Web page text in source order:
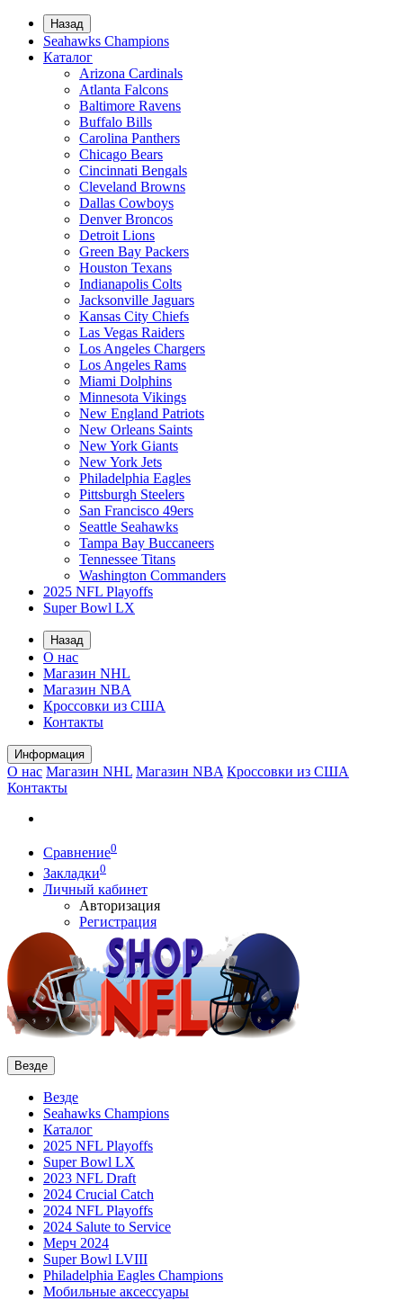
Назад
Seahawks Champions
Каталог
Arizona Cardinals
Atlanta Falcons
Baltimore Ravens
Buffalo Bills
Carolina Panthers
Chicago Bears
Cincinnati Bengals
Cleveland Browns
Dallas Cowboys
Denver Broncos
Detroit Lions
Green Bay Packers
Houston Texans
Indianapolis Colts
Jacksonville Jaguars
Kansas City Chiefs
Las Vegas Raiders
Los Angeles Chargers
Los Angeles Rams
Miami Dolphins
Minnesota Vikings
New England Patriots
New Orleans Saints
New York Giants
New York Jets
Philadelphia Eagles
Pittsburgh Steelers
San Francisco 49ers
Seattle Seahawks
Tampa Bay Buccaneers
Tennessee Titans
Washington Commanders
2025 NFL Playoffs
Super Bowl LX
Назад
О нас
Магазин NHL
Магазин NBA
Кроссовки из США
Контакты
Информация
О нас Магазин NHL Магазин NBA Кроссовки из США
Контакты
Сравнение0
Закладки0
Личный кабинет
Авторизация
Регистрация
Везде
Везде
Seahawks Champions
Каталог
2025 NFL Playoffs
Super Bowl LX
2023 NFL Draft
2024 Crucial Catch
2024 NFL Playoffs
2024 Salute to Service
Мерч 2024
Super Bowl LVIII
Philadelphia Eagles Champions
Мобильные аксессуары